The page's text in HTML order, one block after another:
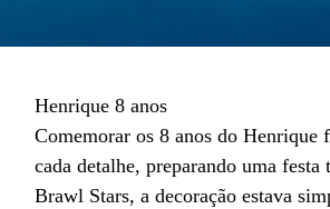
Henrique 8 anos
Comemorar os 8 anos do Henrique
cada detalhe, preparando uma
Brawl Stars, a decoração estava